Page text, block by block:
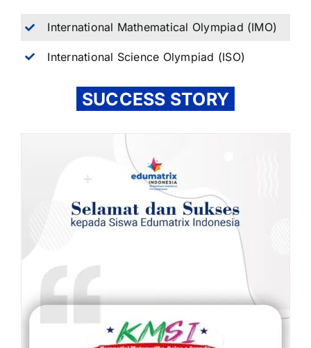
International Mathematical Olympiad (IMO)
International Science Olympiad (ISO)
SUCCESS STORY